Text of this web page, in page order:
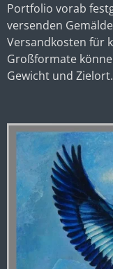
Portfolio vorab
versenden
Versandkosten für
Großformate
Gewicht und Zielort.